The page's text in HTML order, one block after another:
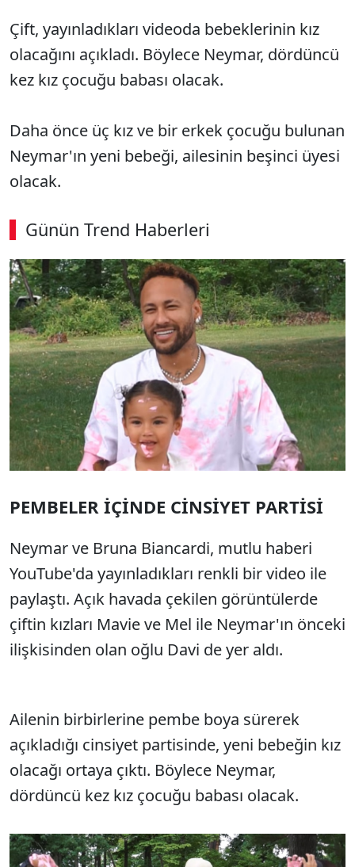
Çift, yayınladıkları videoda bebeklerinin kız
olacağını açıkladı. Böylece Neymar, dördüncü
kez kız çocuğu babası olacak.
Daha önce üç kız ve bir erkek çocuğu bulunan
Neymar'ın yeni bebeği, ailesinin beşinci üyesi
olacak.
Günün Trend Haberleri
SÖZCÜ SON DAKİKA
PEMBELER İÇİNDE CİNSİYET PARTİSİ
Neymar ve Bruna Biancardi, mutlu haberi
YouTube'da yayınladıkları renkli bir video ile
paylaştı. Açık havada çekilen görüntülerde
çiftin kızları Mavie ve Mel ile Neymar'ın önceki
ilişkisinden olan oğlu Davi de yer aldı.
Ailenin birbirlerine pembe boya sürerek
açıkladığı cinsiyet partisinde, yeni bebeğin kız
olacağı ortaya çıktı. Böylece Neymar,
dördüncü kez kız çocuğu babası olacak.